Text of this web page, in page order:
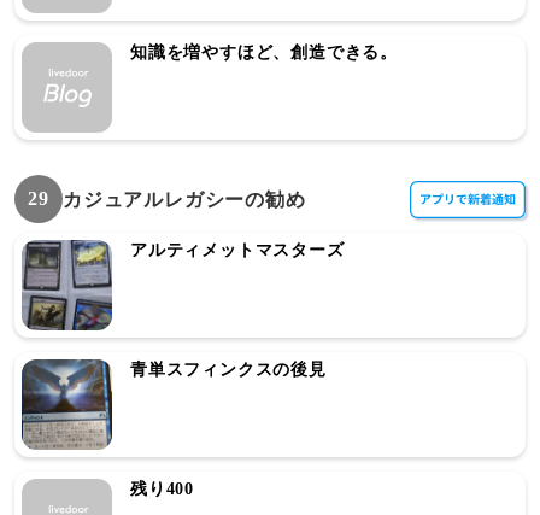
知識を増やすほど、創造できる。
29 カジュアルレガシーの勧め
アルティメットマスターズ
青単スフィンクスの後見
残り400